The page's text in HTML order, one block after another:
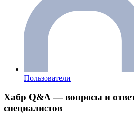
Пользователи
Хабр Q&A — вопросы и
специалистов